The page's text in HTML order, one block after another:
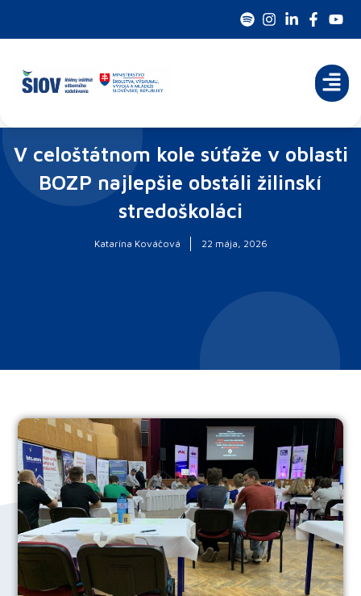
V celoštátnom kole súťaže v oblasti
BOZP najlepšie obstáli žilinskí
stredoškoláci
Katarína Kováčová 22 mája, 2026